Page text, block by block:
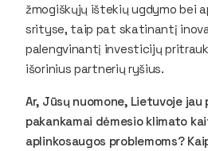
žmogiškųjų ištekių ugdymo bei
srityse, taip pat skatinantį
palengvinantį investicijų
išorinius partnerių ryšius.
Ar, Jūsų nuomone, Lietuvoje
pakankamai dėmesio klimato
aplinkosaugos problemoms?